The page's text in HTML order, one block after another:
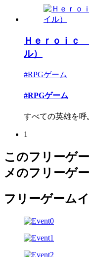
Ｈｅｒｏｉｃ
ル）
#RPGゲーム
#RPGゲーム
すべての英雄を呼
1
このフリーゲ
メのフリーゲ
フリーゲーム